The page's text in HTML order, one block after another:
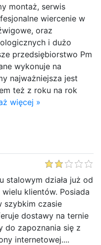
montaż, serwis
wiercenie w
oraz
i dużo
przedsiębiorstwo Pm
wykonuje na
najważniejsza jest
też z roku na rok
więcej »
stalowym działa już od
klientów. Posiada
szybkim czasie
dostawy na ternie
do zapoznania się z
internetowej....